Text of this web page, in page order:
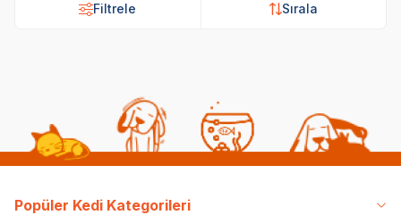
Filtrele Sırala
Filtrele Sırala
Popüler Kedi Kategorileri